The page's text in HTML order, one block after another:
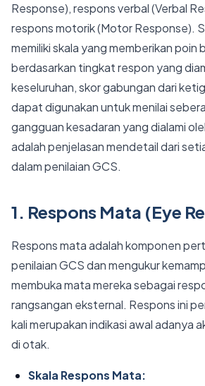
Response), respons verbal (Verbal
respons motorik (Motor Response).
memiliki skala yang memberikan poin
berdasarkan tingkat respon yang
keseluruhan, skor gabungan dari
dapat digunakan untuk menilai
gangguan kesadaran yang dialami
adalah penjelasan mendetail dari
dalam penilaian GCS.
1. Respons Mata (Eye
Respons mata adalah komponen
penilaian GCS dan mengukur
membuka mata mereka sebagai
rangsangan eksternal. Respons ini
kali merupakan indikasi awal adanya
di otak.
Skala Respons Mata: